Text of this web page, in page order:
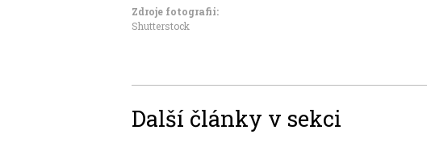
Zdroje fotografii:
Shutterstock
Další články v sekci